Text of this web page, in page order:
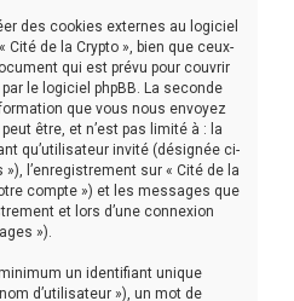
des cookies externes au logiciel
Cité de la Crypto », bien que ceux-
qui est prévu pour couvrir
le logiciel phpBB. La seconde
que vous nous envoyez
être, et n’est pas limité à : la
qu’utilisateur invité (désignée ci-
l’enregistrement sur « Cité de la
compte ») et les messages que
et lors d’une connexion
»).
un identifiant unique
d’utilisateur »), un mot de